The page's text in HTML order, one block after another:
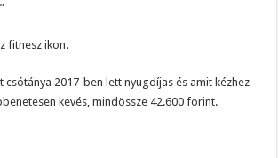
fitnesz ikon.
csótánya 2017-ben lett nyugdíjas és amit kézhez
kevés, mindössze 42.600 forint.